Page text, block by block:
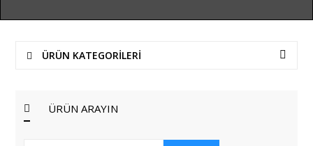
ÜRÜN KATEGORİLERİ
ÜRÜN ARAYIN